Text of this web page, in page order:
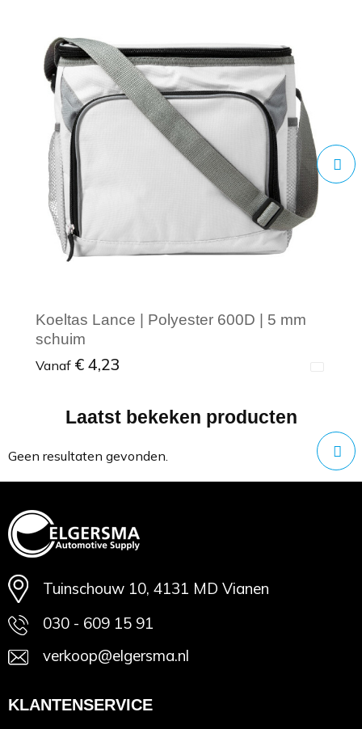
Koeltas Lance | Polyester 600D | 5 mm
schuim
Vanaf € 4,23
Minimale afname: 1
Laatst bekeken producten
Geen resultaten gevonden.
Tuinschouw 10, 4131 MD Vianen
030 - 609 15 91
verkoop@elgersma.nl
KLANTENSERVICE